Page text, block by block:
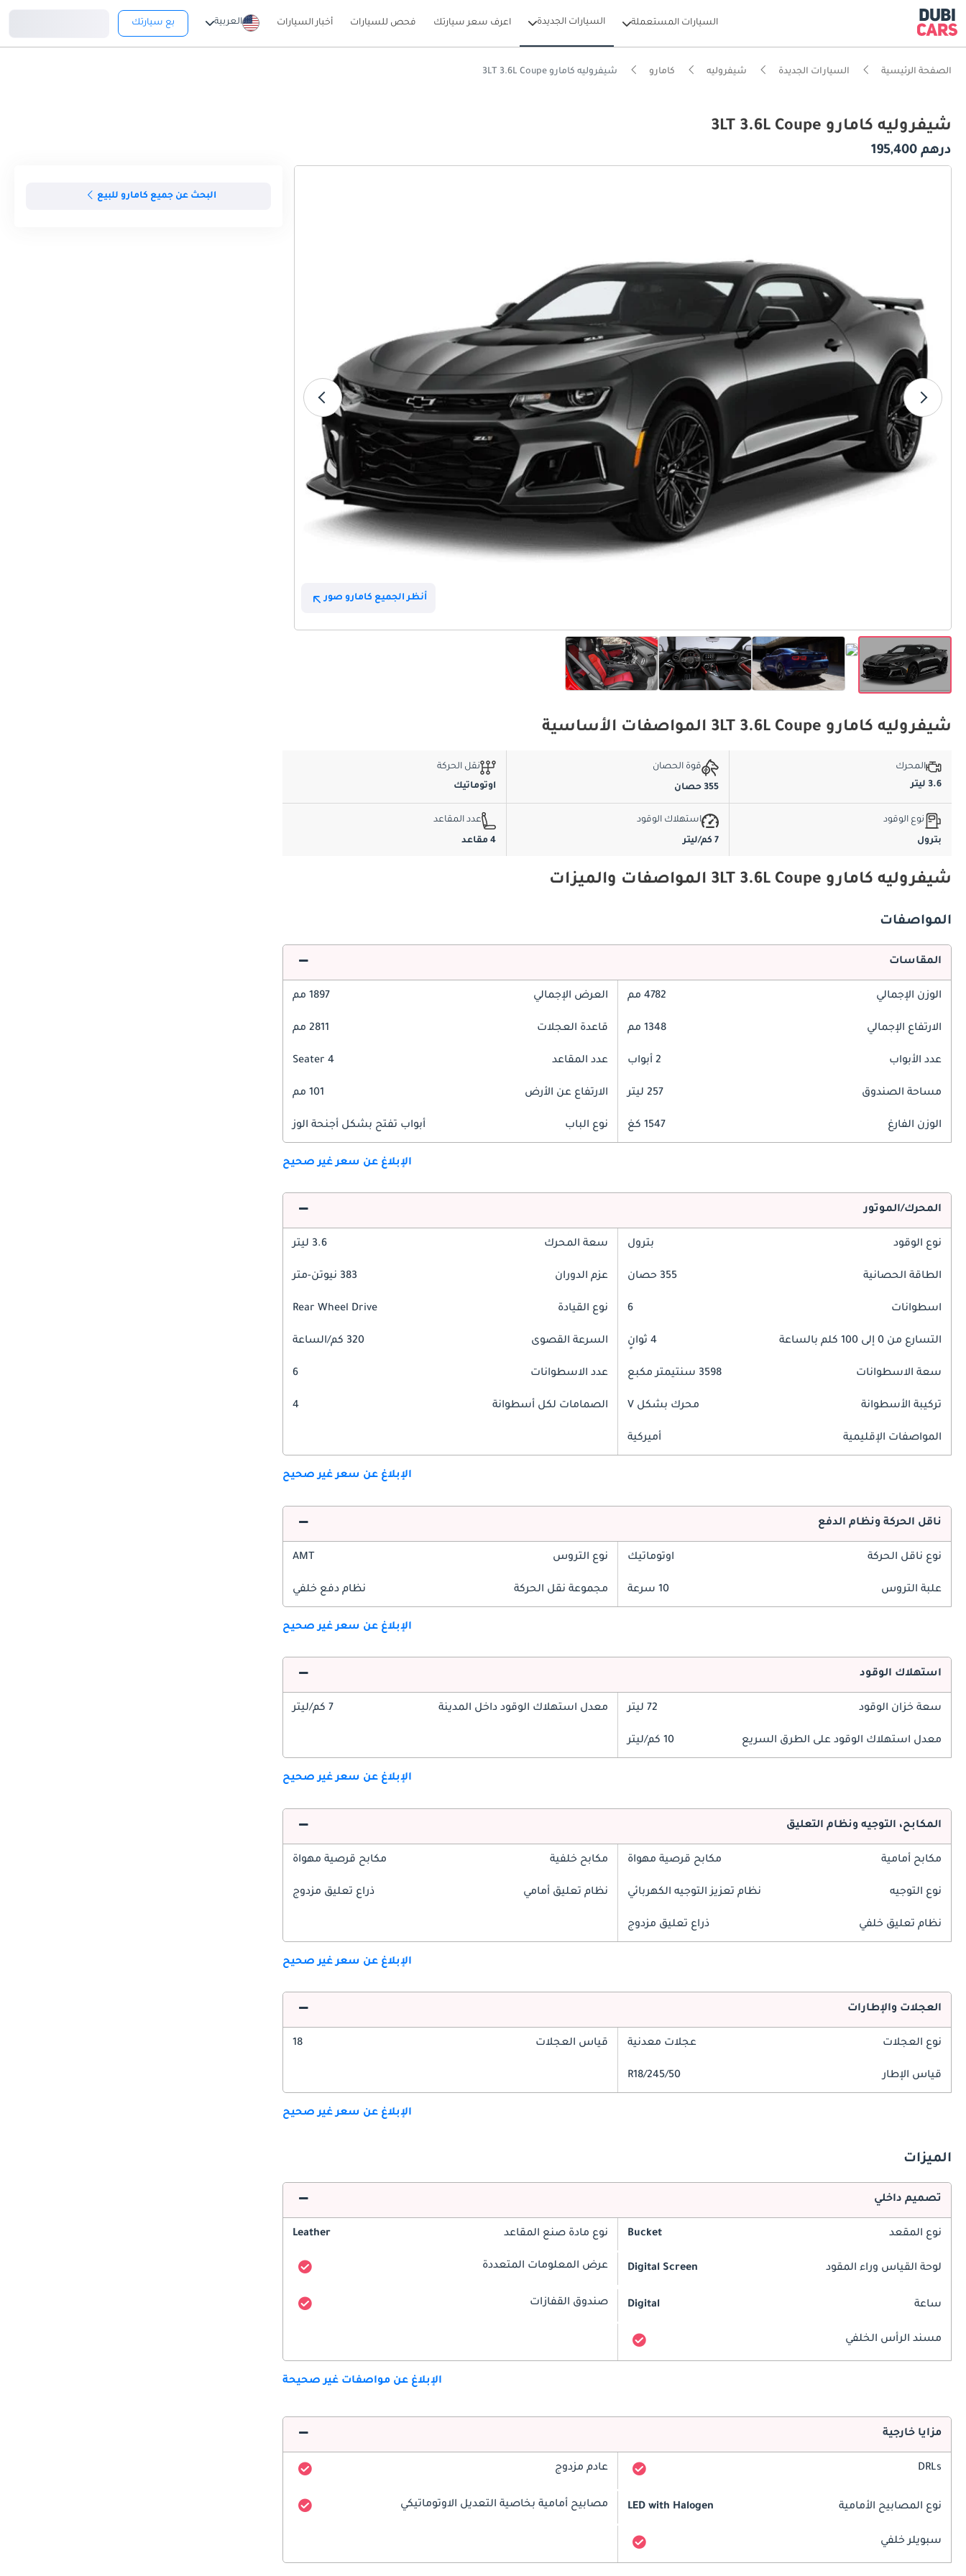
السيارات المستعملة السيارات الجديدة اعرف سعر سيارتك فحص للسيارات أخبار السيارات العربية بع سيارتك
الصفحة الرئيسية السيارات الجديدة شيفروليه كامارو شيفروليه كامارو 3LT 3.6L Coupe
شيفروليه كامارو 3LT 3.6L Coupe
درهم 195,400
أنظر الجميع كامارو صور
البحث عن جميع كامارو للبيع
شيفروليه كامارو 3LT 3.6L Coupe المواصفات الأساسية
المحرك
3.6 ليتر
قوة الحصان
355 حصان
نقل الحركة
اوتوماتيك
نوع الوقود
بترول
استهلاك الوقود
7 كم/ليتر
عدد المقاعد
4 مقاعد
شيفروليه كامارو 3LT 3.6L Coupe المواصفات والميزات
المواصفات
المقاسات
الوزن الإجمالي 4782 مم العرض الإجمالي 1897 مم
الارتفاع الإجمالي 1348 مم قاعدة العجلات 2811 مم
عدد الأبواب 2 أبواب عدد المقاعد 4 Seater
مساحة الصندوق 257 ليتر الارتفاع عن الأرض 101 مم
الوزن الفارغ 1547 كغ نوع الباب أبواب تفتح بشكل أجنحة الوز
الإبلاغ عن سعر غير صحيح
المحرك/الموتور
نوع الوقود بترول سعة المحرك 3.6 ليتر
الطاقة الحصانية 355 حصان عزم الدوران 383 نيوتن-متر
اسطوانات 6 نوع القيادة Rear Wheel Drive
التسارع من 0 إلى 100 كلم بالساعة 4 ثوانٍ السرعة القصوى 320 كم/الساعة
سعة الاسطوانات 3598 سنتيمتر مكبع عدد الاسطوانات 6
تركيبة الأسطوانة محرك بشكل V الصمامات لكل أسطوانة 4
المواصفات الإقليمية أميركية
الإبلاغ عن سعر غير صحيح
ناقل الحركة ونظام الدفع
نوع ناقل الحركة اوتوماتيك نوع التروس AMT
علبة التروس 10 سرعة مجموعة نقل الحركة نظام دفع خلفي
الإبلاغ عن سعر غير صحيح
استهلاك الوقود
سعة خزان الوقود 72 ليتر معدل استهلاك الوقود داخل المدينة 7 كم/ليتر
معدل استهلاك الوقود على الطرق السريع 10 كم/ليتر
الإبلاغ عن سعر غير صحيح
المكابح، التوجيه ونظام التعليق
مكابح أمامية مكابح قرصية مهواة مكابح خلفية مكابح قرصية مهواة
نوع التوجيه نظام تعزيز التوجيه الكهربائي نظام تعليق أمامي ذراع تعليق مزدوج
نظام تعليق خلفي ذراع تعليق مزدوج
الإبلاغ عن سعر غير صحيح
العجلات والإطارات
نوع العجلات عجلات معدنية قياس العجلات 18
قياس الإطار 245/50/R18
الإبلاغ عن سعر غير صحيح
الميزات
تصميم داخلي
نوع المقعد Bucket نوع مادة صنع المقاعد Leather
لوحة القياس وراء المقود Digital Screen عرض المعلومات المتعددة
ساعة Digital صندوق القفازات
مسند الرأس الخلفي
الإبلاغ عن مواصفات غير صحيحة
مزايا خارجية
DRLs عادم مزدوج
نوع المصابيح الأمامية LED with Halogen مصابيح أمامية بخاصية التعديل الاوتوماتيكي
سبويلر خلفي